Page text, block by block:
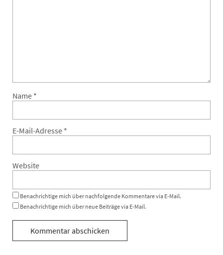
Name *
E-Mail-Adresse *
Website
Benachrichtige mich über nachfolgende Kommentare via E-Mail.
Benachrichtige mich über neue Beiträge via E-Mail.